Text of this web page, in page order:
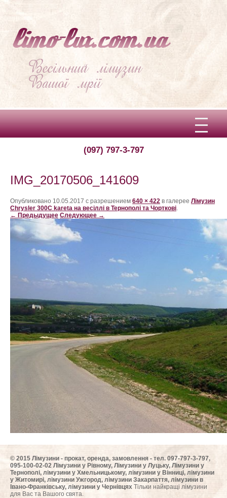
Про limo-lux
Відгуки
ФотоЗвіт
Контакти
(097) 797-3-797
IMG_20170506_141609
Опубликовано 10.05.2017 с разрешением 640 × 422 в галерее Лімузин
Chrysler 300C kareta на весіллі в Тернополі та Чорткові.
← Предыдущее Следующее →
© 2015 Лімузини - прокат, оренда, замовлення - тел. 097-797-3-797,
095-100-02-02 Лімузини у Рівному, Лімузини у Луцьку, Лімузини у
Тернополі, лімузини у Хмельницькому, лімузини у Вінниці, лімузини
у Житомирі, лімузини Ужгород, лімузини Закарпаття, лімузини в
Івано-Франківську, лімузини у Чернівцях Тільки найкращі лімузини
для Вас та Вашого свята.